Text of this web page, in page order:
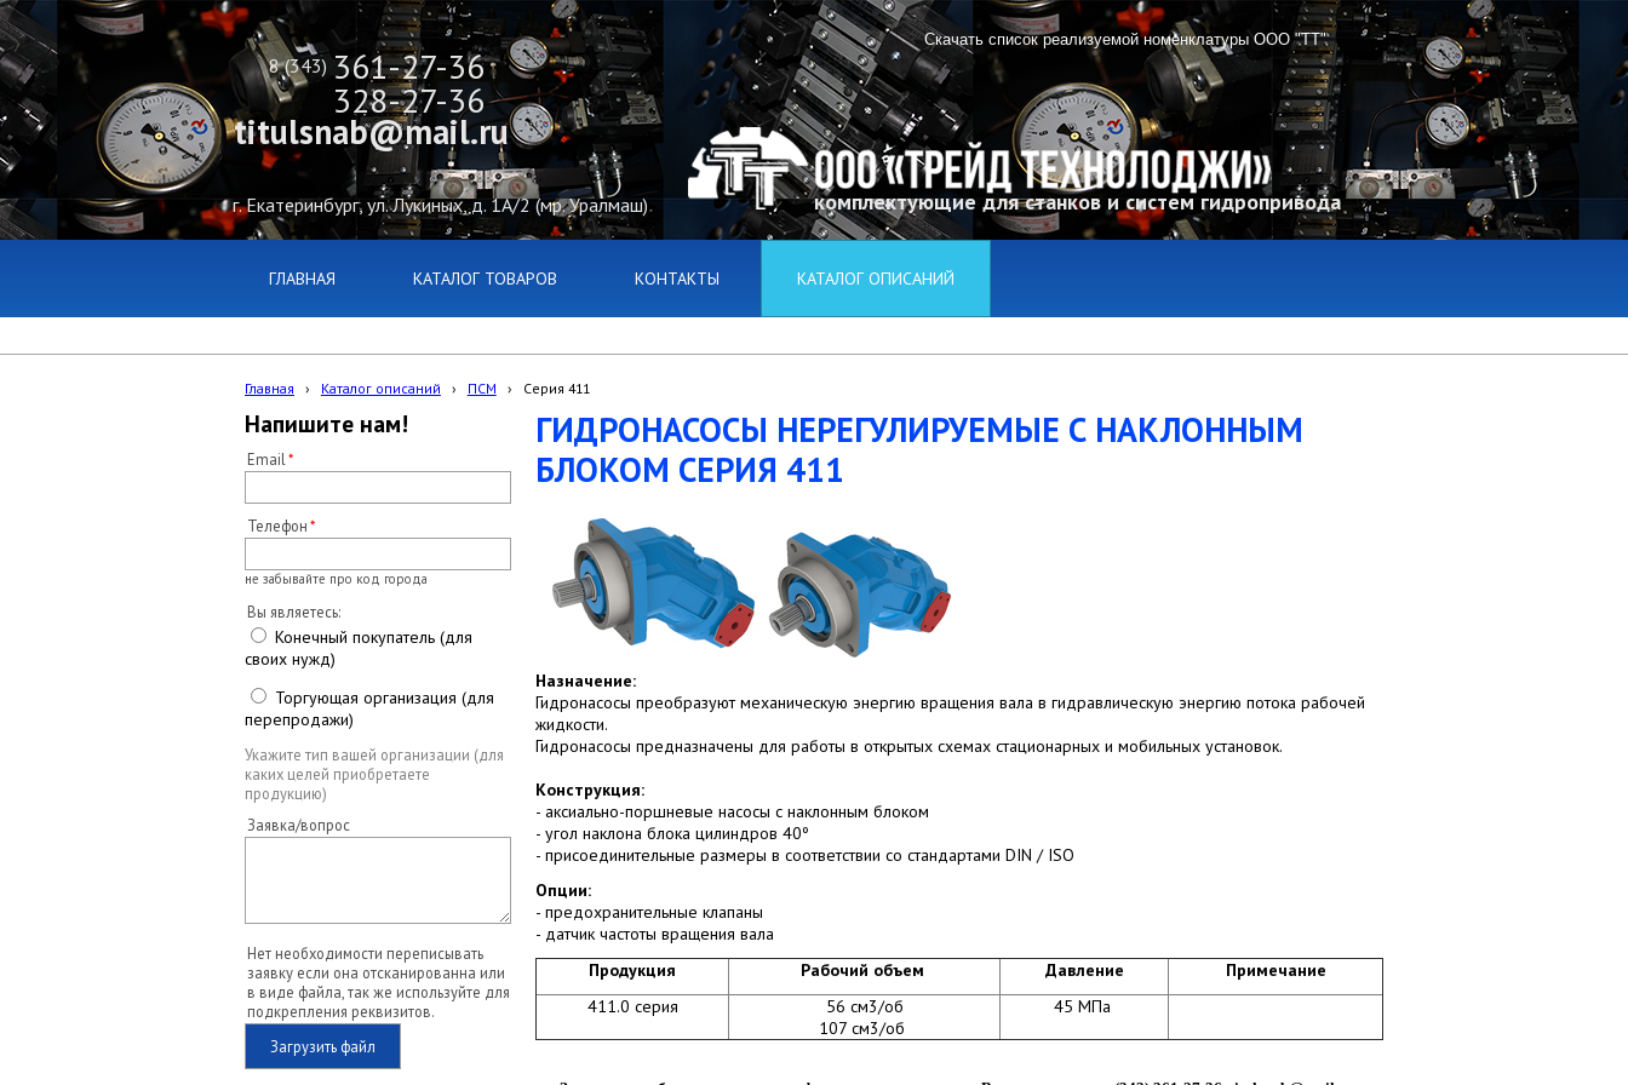
комплектующие для станков и систем гидропривода
8 (343) 361-27-36
г. Екатеринбург, ул. Лукиных, д. 1А/2 (мр. Уралмаш)
328-27-36
titulsnab@mail.ru
Скачать список реализуемой номенклатуры ООО "ТТ"
ГЛАВНАЯ КАТАЛОГ ТОВАРОВ КОНТАКТЫ КАТАЛОГ ОПИСАНИЙ
Главная › Каталог описаний › ПСМ › Серия 411
Напишите нам!
Email
Телефон
не забывайте про код города
Вы являетесь:
Конечный покупатель (для
своих нужд)
Торгующая организация (для
перепродажи)
Укажите тип вашей организации (для
каких целей приобретаете
продукцию)
Заявка/вопрос
Нет необходимости переписывать
заявку если она отсканированна или
в виде файла, так же используйте для
подкрепления реквизитов.
Загрузить файл
ГИДРОНАСОСЫ НЕРЕГУЛИРУЕМЫЕ С НАКЛОННЫМ
БЛОКОМ СЕРИЯ 411
Назначение:
Гидронасосы преобразуют механическую энергию вращения вала в гидравлическую энергию потока рабочей
жидкости.
Гидронасосы предназначены для работы в открытых схемах стационарных и мобильных установок.
Конструкция:
- аксиально-поршневые насосы с наклонным блоком
- угол наклона блока цилиндров 40º
- присоединительные размеры в соответствии со стандартами DIN / ISO
Опции:
- предохранительные клапаны
- датчик частоты вращения вала
Продукция
Рабочий объем Давление
Примечание
411.0 серия
56 см3/об
107 см3/об
45 МПа